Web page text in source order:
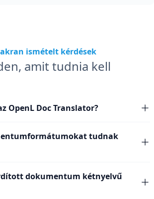
ismételt kérdések
amit tudnia kell
OpenL Doc Translator?
tudnak
dokumentum kétnyelvű